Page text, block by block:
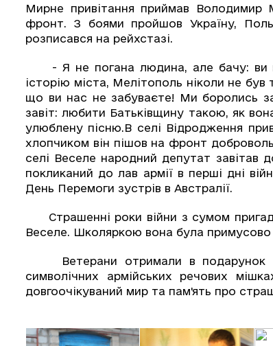
Мирне привітання приймав Володимир
фронт. З боями пройшов Україну,
розписався на рейхстазі.
- Я не погана людина, але бачу: ви
історію міста, Мелітополь ніколи не
що ви нас не забуваєте! Ми боролись
завіт: любити Батьківщину такою, як
улюблену пісню.В селі Відродження
хлопчиком він пішов на фронт
селі Веселе народний депутат завітав
покликаний до лав армії в перші дні
День Перемоги зустрів в Австралії.
Страшенні роки війни з сумом
Веселе. Школяркою вона була примусово
Ветерани отримали в подарунок
символічних армійських речових
довгоочікуваний мир та пам'ять про